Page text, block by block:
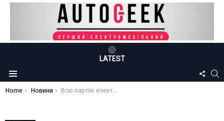
LATEST
Menu
US
You are here:
Home Новини Всю партію електромобілів Volvo XC40 Recharge розкупили ще до того, як вони приїдуть в Україну